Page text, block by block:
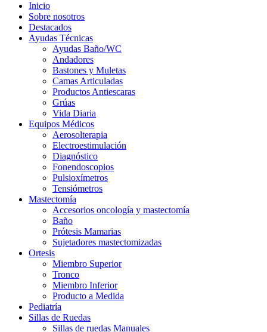
Inicio
Sobre nosotros
Destacados
Ayudas Técnicas
Ayudas Baño/WC
Andadores
Bastones y Muletas
Camas Articuladas
Productos Antiescaras
Grúas
Vida Diaria
Equipos Médicos
Aerosolterapia
Electroestimulación
Diagnóstico
Fonendoscopios
Pulsioxímetros
Tensiómetros
Mastectomía
Accesorios oncología y mastectomía
Baño
Prótesis Mamarias
Sujetadores mastectomizadas
Ortesis
Miembro Superior
Tronco
Miembro Inferior
Producto a Medida
Pediatría
Sillas de Ruedas
Sillas de ruedas Manuales